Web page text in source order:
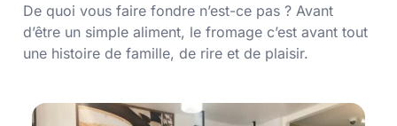
De quoi vous faire fondre n’est-ce pas ? Avant
d’être un simple aliment, le fromage c’est avant tout
une histoire de famille, de rire et de plaisir.